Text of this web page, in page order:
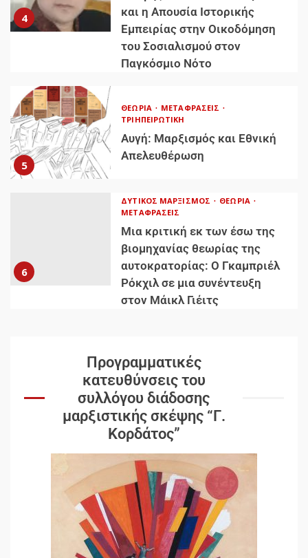
4
και η Απουσία Ιστορικής
Εμπειρίας στην Οικοδόμηση
του Σοσιαλισμού στον
Παγκόσμιο Νότο
5
ΘΕΩΡΊΑ
ΜΕΤΑΦΡΆΣΕΙΣ
ΤΡΙΗΠΕΙΡΩΤΙΚΉ
Αυγή: Μαρξισμός και Εθνική
Απελευθέρωση
6
ΔΥΤΙΚΌΣ ΜΑΡΞΙΣΜΌΣ
ΘΕΩΡΊΑ
ΜΕΤΑΦΡΆΣΕΙΣ
Μια κριτική εκ των έσω της
βιομηχανίας θεωρίας της
αυτοκρατορίας: Ο Γκαμπριέλ
Ρόκχιλ σε μια συνέντευξη
στον Μάικλ Γιέιτς
Προγραμματικές
κατευθύνσεις του
συλλόγου διάδοσης
μαρξιστικής σκέψης “Γ.
Κορδάτος”